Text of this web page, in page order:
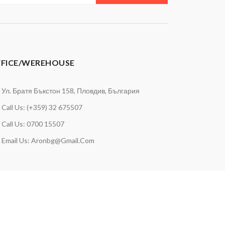
WEREHOUSE
Ул. Братя Бъкстон 158, Пловдив, България
Call Us: (+359) 32 675507
Call Us: 0700 15507
Email Us: Aronbg@gmail.com